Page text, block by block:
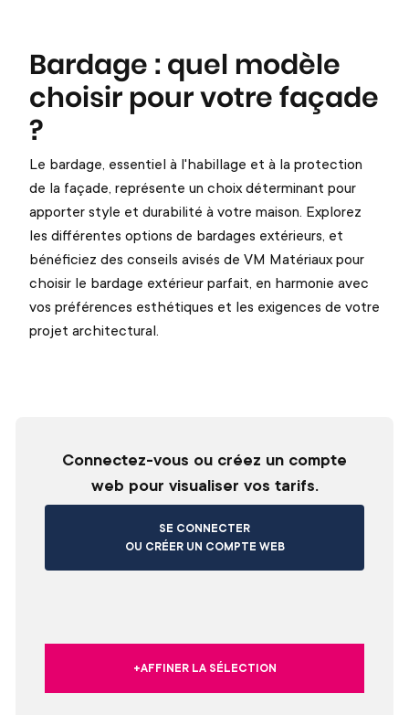
Bardage : quel modèle
choisir pour votre façade
?
Le bardage, essentiel à l'habillage et à la protection
de la façade, représente un choix déterminant pour
apporter style et durabilité à votre maison. Explorez
les différentes options de bardages extérieurs, et
bénéficiez des conseils avisés de VM Matériaux pour
choisir le bardage extérieur parfait, en harmonie avec
vos préférences esthétiques et les exigences de votre
projet architectural.
Connectez-vous ou créez un compte
web pour visualiser vos tarifs.
SE CONNECTER
OU CRÉER UN COMPTE WEB
+AFFINER LA SÉLECTION